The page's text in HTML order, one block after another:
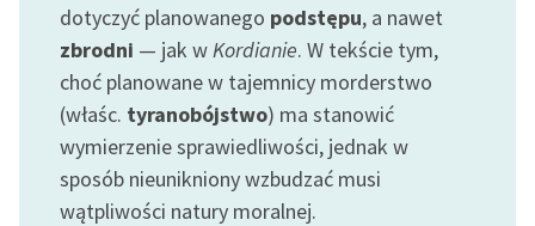
Zasady wykorzystania
Wolnych Lektur
Logotypy
Materiały promocyjne
dotyczyć planowanego podstępu, a nawet
zbrodni — jak wKordianie. W tekście tym,
choć planowane w tajemnicy morderstwo
(właśc. tyranobójstwo) ma stanowić
wymierzenie sprawiedliwości, jednak w
sposób nieunikniony wzbudzać musi
wątpliwości natury moralnej.